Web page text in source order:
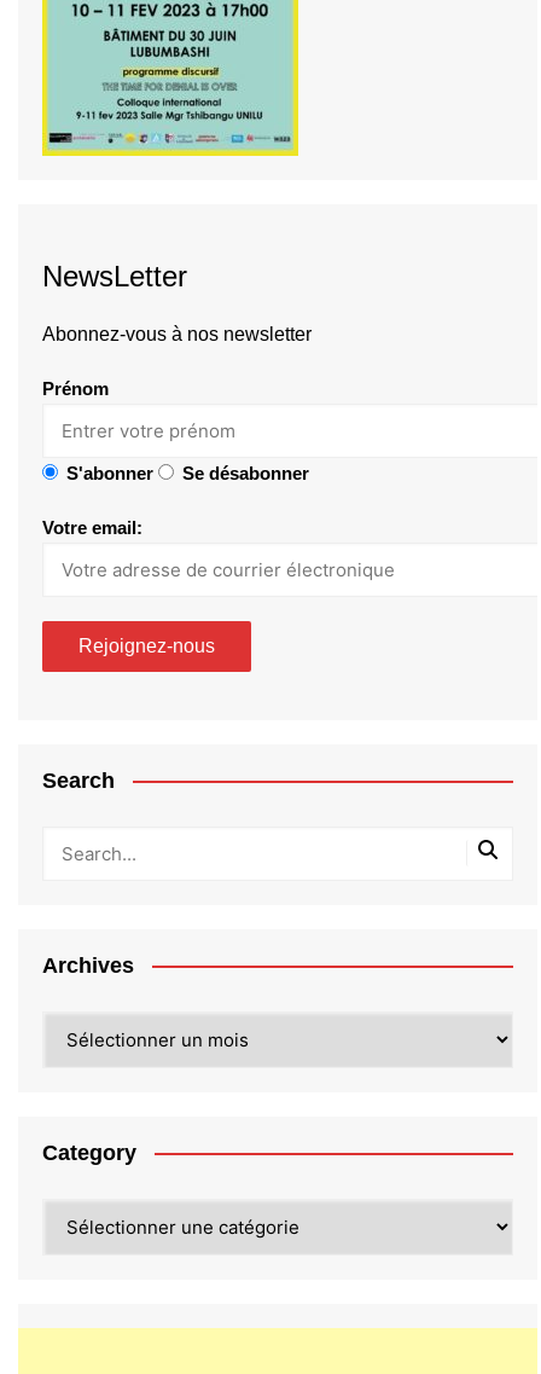
NewsLetter
Abonnez-vous à nos newsletter
Prénom
S'abonner Se désabonner
Votre email:
Search
Archives
Category